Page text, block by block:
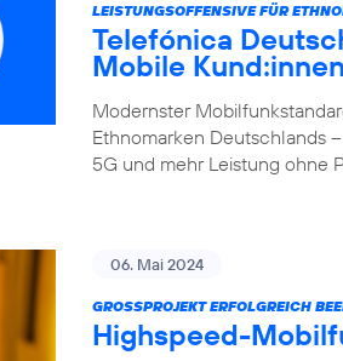
LEISTUNGSOFFENSIVE FÜR
Telefónica
Mobile Kund:innen
Modernster
Ethnomarken Deutschlands
5G und mehr Leistung ohne
06. Mai 2024
GROSSPROJEKT ERFOLGREICH
Highspeed-